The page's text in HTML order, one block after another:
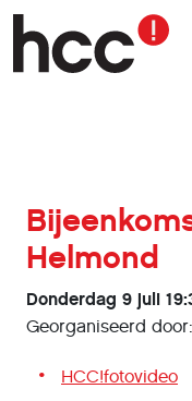
Helmond
Donderdag 9 juli
Georganiseerd door:
HCC!fotovideo